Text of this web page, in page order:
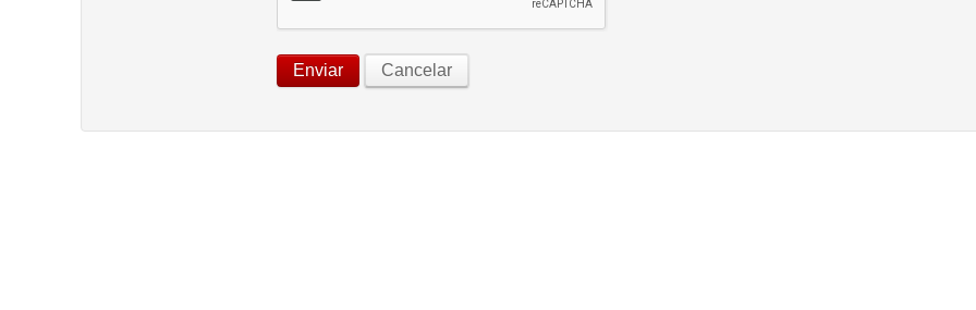
Enviar Cancelar